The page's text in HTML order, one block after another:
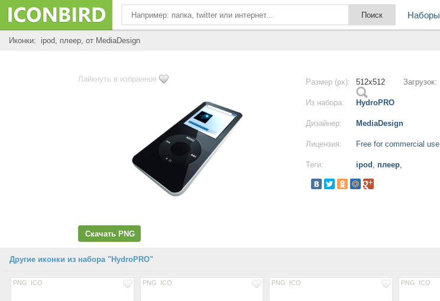
Наборы
Иконки: ipod, плеер, от MediaDesign
Лайкнуть в избранное
Скачать PNG
Размер (px): 512x512 Загрузок:
Из набора: HydroPRO
Дизайнер: MediaDesign
Лицензия: Free for commercial use
Теги: ipod , плеер,
Другие иконки из набора "HydroPRO"
PNG ICO PNG ICO PNG ICO PNG ICO